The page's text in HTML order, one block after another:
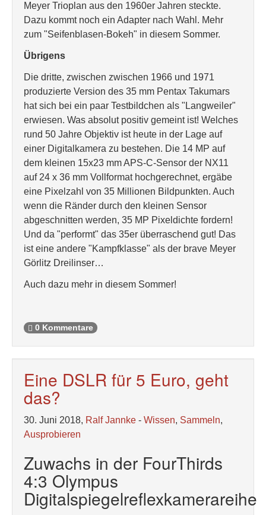
Meyer Trioplan aus den 1960er Jahren steckte.
Dazu kommt noch ein Adapter nach Wahl. Mehr
zum "Seifenblasen-Bokeh" in diesem Sommer.
Übrigens
Die dritte, zwischen zwischen 1966 und 1971
produzierte Version des 35 mm Pentax Takumars
hat sich bei ein paar Testbildchen als "Langweiler"
erwiesen. Was absolut positiv gemeint ist! Welches
rund 50 Jahre Objektiv ist heute in der Lage auf
einer Digitalkamera zu bestehen. Die 14 MP auf
dem kleinen 15x23 mm APS-C-Sensor der NX11
auf 24 x 36 mm Vollformat hochgerechnet, ergäbe
eine Pixelzahl von 35 Millionen Bildpunkten. Auch
wenn die Ränder durch den kleinen Sensor
abgeschnitten werden, 35 MP Pixeldichte fordern!
Und da "performt" das 35er überraschend gut! Das
ist eine andere "Kampfklasse" als der brave Meyer
Görlitz Dreilinser…
Auch dazu mehr in diesem Sommer!
0 Kommentare
Eine DSLR für 5 Euro, geht
das?
30. Juni 2018, Ralf Jannke - Wissen, Sammeln,
Ausprobieren
Zuwachs in der FourThirds
4:3 Olympus
Digitalspiegelreflexkamerareihe